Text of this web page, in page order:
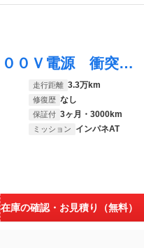
プリウス Ｚ ガラスルーフ 全周囲カメラ １００Ｖ電源 衝突被害軽減システム 禁煙車 電動リアゲート レザー調シート 前席シートエアコン パワーシート ドラレコ コーナーセンサー スマートキー ＬＥＤヘッド
走行距離 3.3万km
修復歴 なし
保証付 3ヶ月・3000km
ミッション インパネAT
在庫の確認・お見積り（無料）